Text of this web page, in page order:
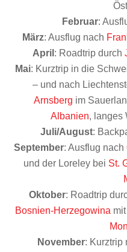
Februar:
März: Ausflug nach
April : Roadtrip durch
Mai: Kurztrip in die
– und nach
Arnsberg im
Albanien, langes
Juli/August:
September: Ausflug nach
und der Loreley bei St.
Oktober: Roadtrip
Bosnien-Herzegowina
November: Kurztrip